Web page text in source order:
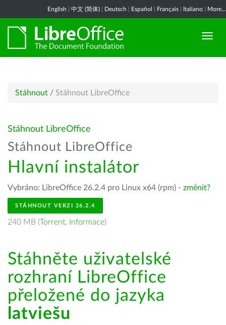
English 中文 (简体) Deutsch Español Français Italiano More...
Stáhnout / Stáhnout LibreOffice
Stáhnout LibreOffice
Stáhnout LibreOffice
Hlavní instalátor
Vybráno: LibreOffice 26.2.4 pro Linux x64 (rpm) - změnit?
STÁHNOUT VERZI 26.2.4
240 MB (Torrent, Informace)
Stáhněte uživatelské
rozhraní LibreOffice
přeložené do jazyka
latviešu